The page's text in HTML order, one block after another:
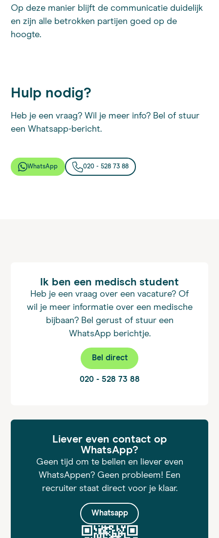
Op deze manier blijft de communicatie duidelijk
en zijn alle betrokken partijen goed op de
hoogte.
Hulp nodig?
Heb je een vraag? Wil je meer info? Bel of stuur
een Whatsapp-bericht.
WhatsApp 020 - 528 73 88
Ik ben een medisch student
Heb je een vraag over een vacature? Of
wil je meer informatie over een medische
bijbaan? Bel gerust of stuur een
WhatsApp berichtje.
Bel direct
020 - 528 73 88
Liever even contact op
WhatsApp?
Geen tijd om te bellen en liever even
WhatsAppen? Geen probleem! Een
recruiter staat direct voor je klaar.
Whatsapp